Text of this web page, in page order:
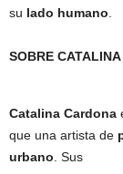
su lado humano.
SOBRE
Catalina Cardona
que una artista de
urbano. Sus